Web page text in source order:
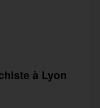
à Lyon